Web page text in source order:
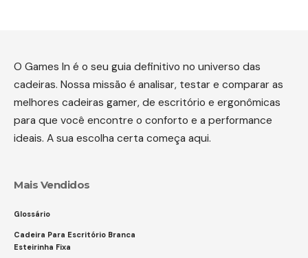
O Games In é o seu guia definitivo no universo das
cadeiras. Nossa missão é analisar, testar e comparar as
melhores cadeiras gamer, de escritório e ergonômicas
para que você encontre o conforto e a performance
ideais. A sua escolha certa começa aqui.
Mais Vendidos
Glossário
Cadeira Para Escritório Branca
Esteirinha Fixa